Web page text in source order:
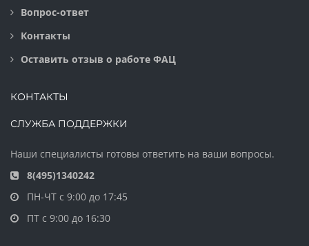
Вопрос-ответ
Контакты
Оставить отзыв о работе ФАЦ
КОНТАКТЫ
СЛУЖБА ПОДДЕРЖКИ
Наши специалисты готовы ответить на ваши вопросы.
8(495)1340242
ПН-ЧТ с 9:00 до 17:45
ПТ с 9:00 до 16:30